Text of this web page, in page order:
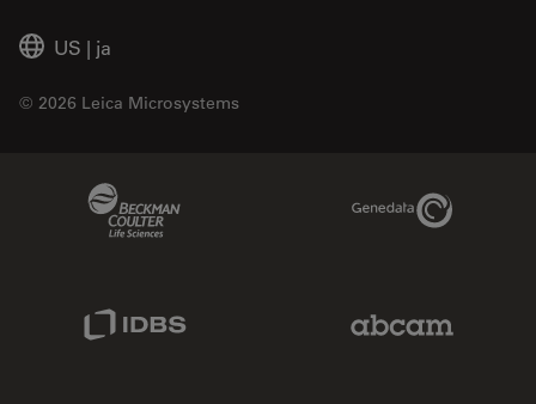
US | ja
© 2026 Leica Microsystems
Genedata Link